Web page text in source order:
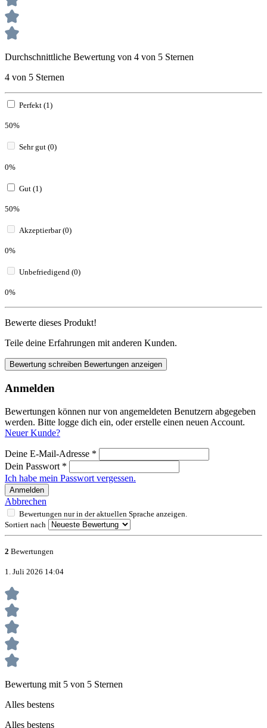
Durchschnittliche Bewertung von 4 von 5 Sternen
4 von 5 Sternen
Perfekt (1)
50%
Sehr gut (0)
0%
Gut (1)
50%
Akzeptierbar (0)
0%
Unbefriedigend (0)
0%
Bewerte dieses Produkt!
Teile deine Erfahrungen mit anderen Kunden.
Bewertung schreiben Bewertungen anzeigen
Anmelden
Bewertungen können nur von angemeldeten Benutzern abgegeben
werden. Bitte logge dich ein, oder erstelle einen neuen Account.
Neuer Kunde?
Deine E-Mail-Adresse *
Dein Passwort *
Ich habe mein Passwort vergessen.
Anmelden
Abbrechen
Bewertungen nur in der aktuellen Sprache anzeigen.
Sortiert nach
2 Bewertungen
1. Juli 2026 14:04
Bewertung mit 5 von 5 Sternen
Alles bestens
Alles bestens